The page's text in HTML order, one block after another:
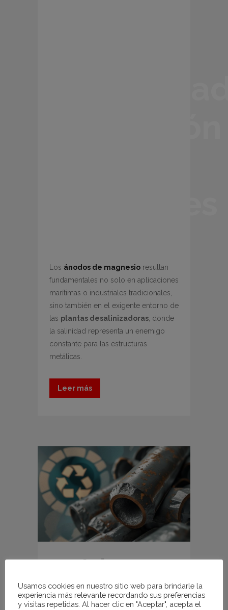
Los ánodos de magnesio resultan
fundamentales no solo en aplicaciones
marítimas o industriales tradicionales,
sino también en el exigente entorno de
las plantas desalinizadoras , donde
la salinidad representa un enemigo
constante para las estructuras
metálicas.
Leer más
04 Jul
Desafíos del
Usamos cookies en nuestro sitio web para brindarle la
experiencia más relevante recordando sus preferencias
y visitas repetidas. Al hacer clic en "Aceptar", acepta el